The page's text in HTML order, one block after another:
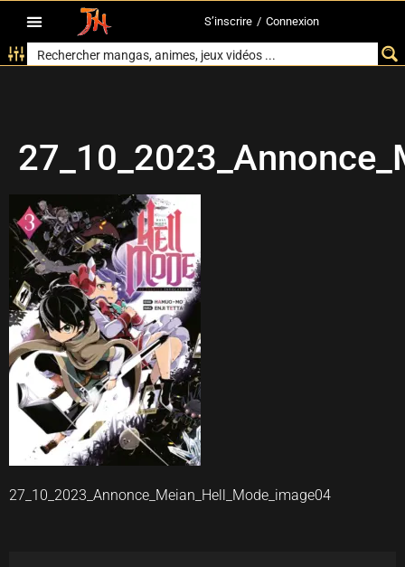
S’inscrire / Connexion
27_10_2023_Annonce_Meian_Hell_Mode_image04